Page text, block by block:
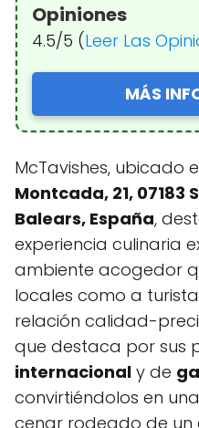
Opiniones
4.5/5 (Leer Las
MÁS
McTavishes, ubicado
Montcada, 21, 07183
Balears, España,
experiencia culinaria
ambiente acogedor
locales como a
relación calidad-
que destaca por sus
internacional y de
convirtiéndolos en
cenar rodeado de un